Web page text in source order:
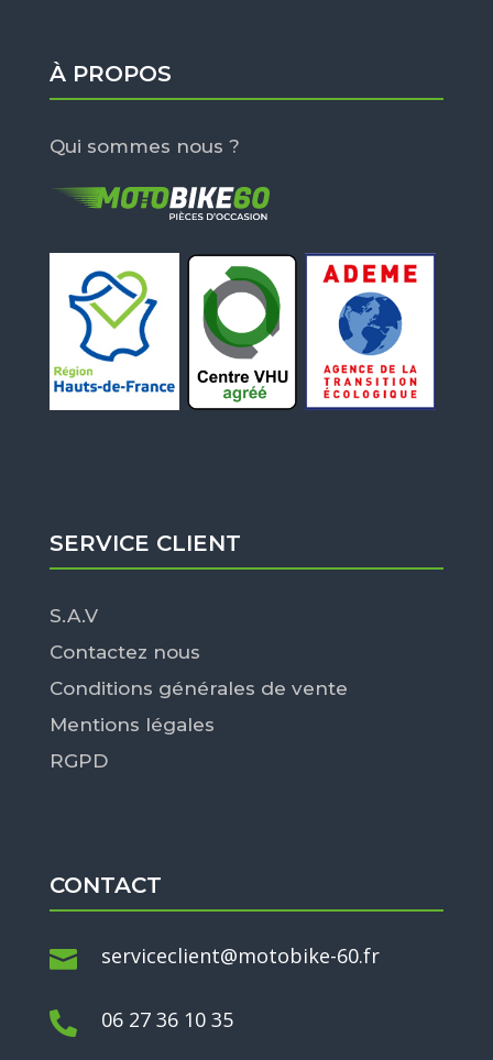
À PROPOS
Qui sommes nous ?
SERVICE CLIENT
S.A.V
Contactez nous
Conditions générales de vente
Mentions légales
RGPD
CONTACT
 serviceclient@motobike-60.fr
 06 27 36 10 35